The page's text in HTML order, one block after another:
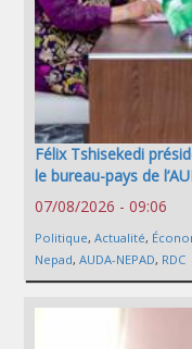
Félix Tshisekedi
le bureau-pays de
07/08/2026 - 09:06
Politique, Actualité,
Nepad, AUDA-NEPAD, RDC